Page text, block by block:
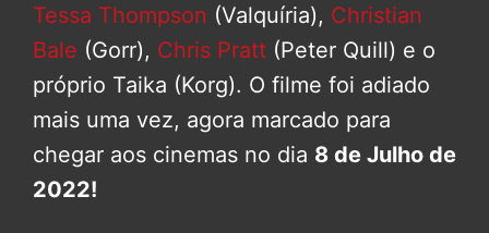
Tessa Thompson (Valquíria), Christian
Bale (Gorr), Chris Pratt (Peter Quill) e o
próprio Taika (Korg). O filme foi adiado
mais uma vez, agora marcado para
chegar aos cinemas no dia 8 de Julho de
2022!